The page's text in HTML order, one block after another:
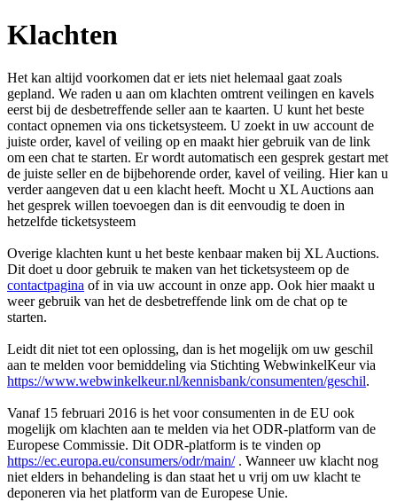
Klachten
Het kan altijd voorkomen dat er iets niet helemaal gaat zoals
gepland. We raden u aan om klachten omtrent veilingen en kavels
eerst bij de desbetreffende seller aan te kaarten. U kunt het beste
contact opnemen via ons ticketsysteem. U zoekt in uw account de
juiste order, kavel of veiling op en maakt hier gebruik van de link
om een chat te starten. Er wordt automatisch een gesprek gestart met
de juiste seller en de bijbehorende order, kavel of veiling. Hier kan u
verder aangeven dat u een klacht heeft. Mocht u XL Auctions aan
het gesprek willen toevoegen dan is dit eenvoudig te doen in
hetzelfde ticketsysteem
Overige klachten kunt u het beste kenbaar maken bij XL Auctions.
Dit doet u door gebruik te maken van het ticketsysteem op de
contactpagina of in via uw account in onze app. Ook hier maakt u
weer gebruik van het de desbetreffende link om de chat op te
starten.
Leidt dit niet tot een oplossing, dan is het mogelijk om uw geschil
aan te melden voor bemiddeling via Stichting WebwinkelKeur via
https://www.webwinkelkeur.nl/kennisbank/consumenten/geschil.
Vanaf 15 februari 2016 is het voor consumenten in de EU ook
mogelijk om klachten aan te melden via het ODR-platform van de
Europese Commissie. Dit ODR-platform is te vinden op
https://ec.europa.eu/consumers/odr/main/. Wanneer uw klacht nog
niet elders in behandeling is dan staat het u vrij om uw klacht te
deponeren via het platform van de Europese Unie.